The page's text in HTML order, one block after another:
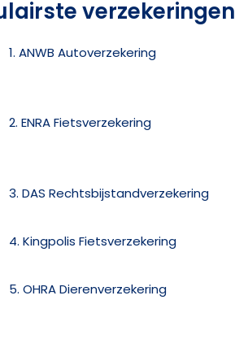
verzekeringen
1. ANWB Autoverzekering
2. ENRA Fietsverzekering
3. DAS Rechtsbijstandverzekering
4. Kingpolis Fietsverzekering
5. OHRA Dierenverzekering